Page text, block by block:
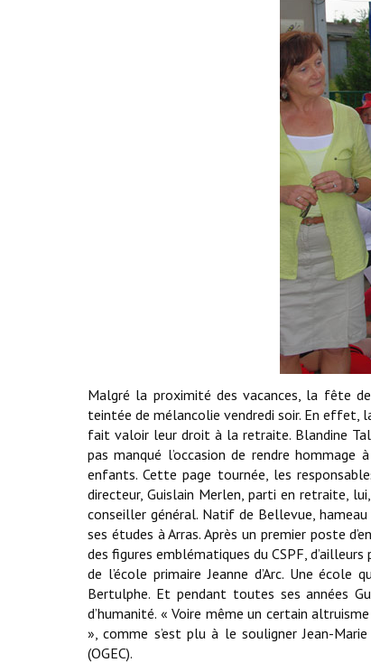
Malgré la proximité des vacances, la fête
teintée de mélancolie vendredi soir. En effet,
fait valoir leur droit à la retraite. Blandine
pas manqué l’occasion de rendre
enfants. Cette page tournée, les
directeur, Guislain Merlen, parti en retraite,
conseiller général. Natif de Bellevue,
ses études à Arras. Après un premier poste
des figures emblématiques du CSPF,
de l’école primaire Jeanne d’Arc. Une
Bertulphe. Et pendant toutes ses années
d’humanité. « Voire même un certain
», comme s’est plu à le souligner Jean-
(OGEC).